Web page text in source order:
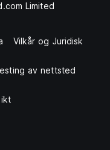
Limited
Vilkår og Juridisk
av nettsted